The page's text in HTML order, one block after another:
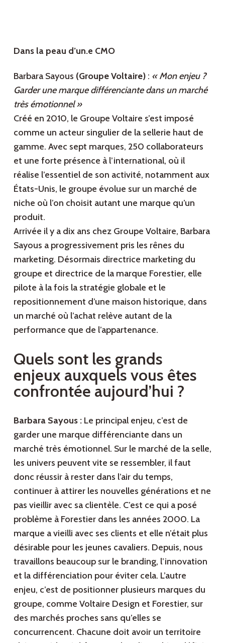
Dans la peau d’un.e CMO
Barbara Sayous (Groupe Voltaire): « Mon enjeu ?
Garder une marque différenciante dans un marché
très émotionnel »
Créé en 2010, le Groupe Voltaire s’est imposé
comme un acteur singulier de la sellerie haut de
gamme. Avec sept marques, 250 collaborateurs
et une forte présence à l’international, où il
réalise l’essentiel de son activité, notamment aux
États-Unis, le groupe évolue sur un marché de
niche où l’on choisit autant une marque qu’un
produit.
Arrivée il y a dix ans chez Groupe Voltaire, Barbara
Sayous a progressivement pris les rênes du
marketing. Désormais directrice marketing du
groupe et directrice de la marque Forestier, elle
pilote à la fois la stratégie globale et le
repositionnement d’une maison historique, dans
un marché où l’achat relève autant de la
performance que de l’appartenance.
Quels sont les grands
enjeux auxquels vous êtes
confrontée aujourd’hui ?
Barbara Sayous :Le principal enjeu, c’est de
garder une marque différenciante dans un
marché très émotionnel. Sur le marché de la selle,
les univers peuvent vite se ressembler, il faut
donc réussir à rester dans l’air du temps,
continuer à attirer les nouvelles générations et ne
pas vieillir avec sa clientèle. C’est ce qui a posé
problème à Forestier dans les années 2000. La
marque a vieilli avec ses clients et elle n’était plus
désirable pour les jeunes cavaliers. Depuis, nous
travaillons beaucoup sur le branding, l’innovation
et la différenciation pour éviter cela. L’autre
enjeu, c’est de positionner plusieurs marques du
groupe, comme Voltaire Design et Forestier, sur
des marchés proches sans qu’elles se
concurrencent. Chacune doit avoir un territoire